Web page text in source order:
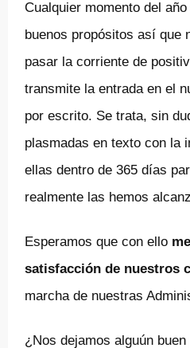
Cualquier momento del
buenos propósitos así que
pasar la corriente de
transmite la entrada en el
por escrito. Se trata, sin
plasmadas en texto con la
ellas dentro de 365 días
realmente las hemos
Esperamos que con ello
satisfacción de nuestros
marcha de nuestras
¿Nos dejamos alguún